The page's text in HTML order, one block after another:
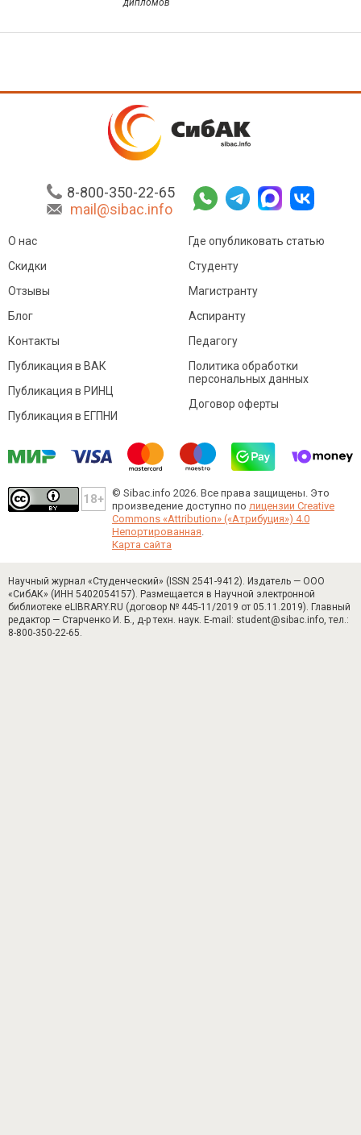
дипломов
8-800-350-22-65
mail@sibac.info
О нас
Скидки
Отзывы
Блог
Контакты
Где опубликовать статью
Студенту
Магистранту
Аспиранту
Педагогу
Публикация в ВАК
Публикация в РИНЦ
Публикация в ЕГПНИ
Политика обработки
персональных данных
Договор оферты
© Sibac.info 2026. Все права защищены. Это
произведение доступно по лицензии Creative
Commons «Attribution» («Атрибуция») 4.0
Непортированная.
Карта сайта
Научный журнал «Студенческий» (ISSN 2541-9412). Издатель — ООО
«СибАК» (ИНН 5402054157). Размещается в Научной электронной
библиотеке eLIBRARY.RU (договор № 445-11/2019 от 05.11.2019). Главный
редактор — Старченко И. Б., д-р техн. наук. E-mail: student@sibac.info, тел.:
8-800-350-22-65.